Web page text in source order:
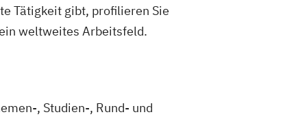
Tätigkeit gibt, profilieren Sie
weltweites Arbeitsfeld.
, Studien-, Rund- und